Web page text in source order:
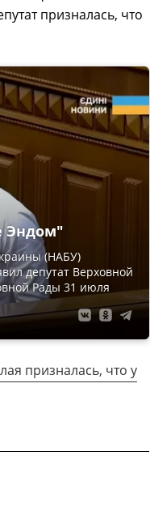
призналась, что
Эндом"
(НАБУ)
депутат Верховной
Рады 31 июля
призналась, что у